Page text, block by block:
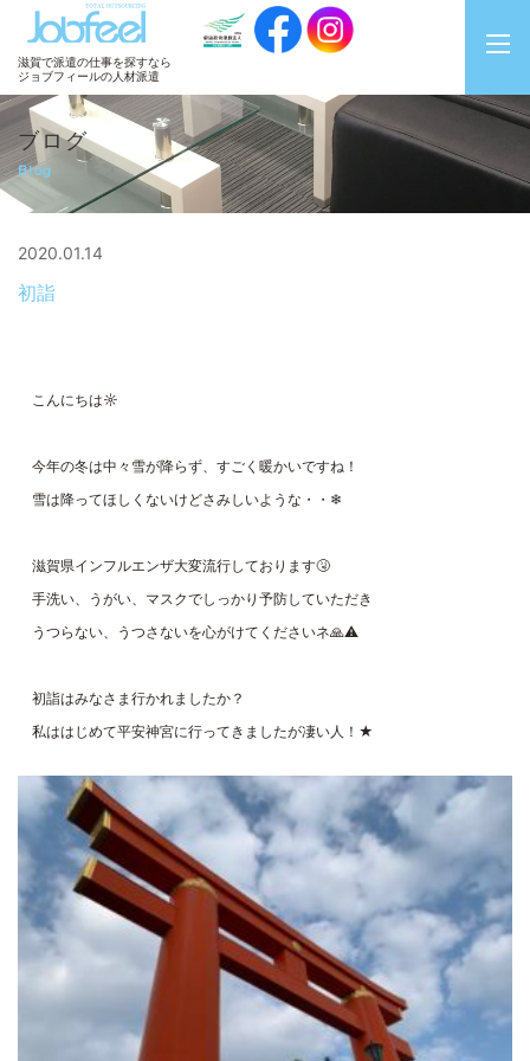
JobFeel
滋賀で派遣の仕事を探すなら
ジョブフィールの人材派遣
ブログ
Blog
2020.01.14
初詣
こんにちは☼
今年の冬は中々雪が降らず、すごく暖かいですね！
雪は降ってほしくないけどさみしいような・・❄
滋賀県インフルエンザ大変流行しております🤧
手洗い、うがい、マスクでしっかり予防していただき
うつらない、うつさないを心がけてくださいネ🙏⚠
初詣はみなさま行かれましたか？
私ははじめて平安神宮に行ってきましたが凄い人！★